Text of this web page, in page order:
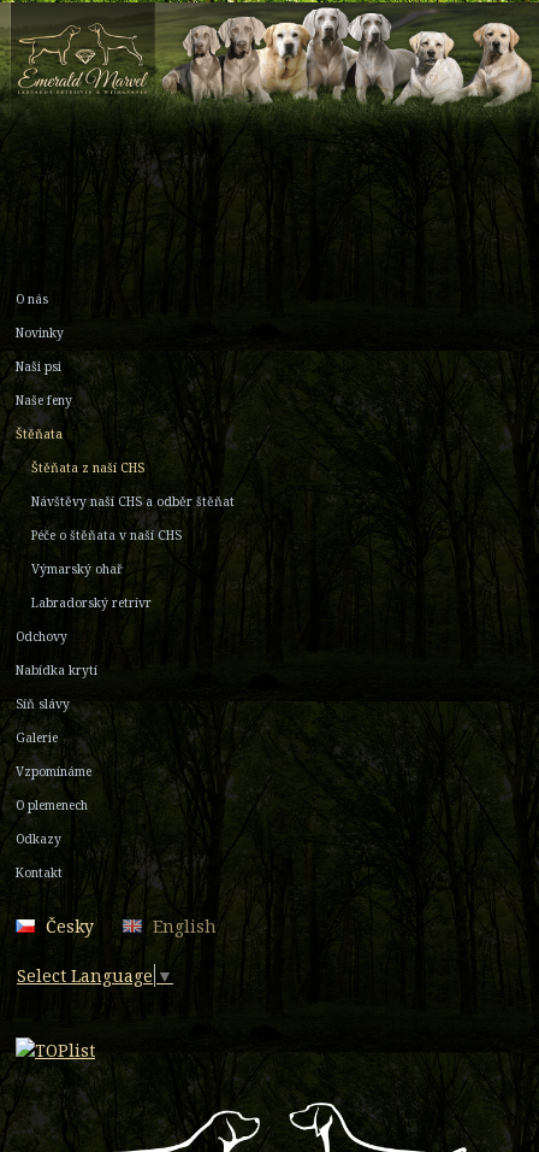
O nás
Novinky
Naši psi
Naše feny
Štěňata
Štěňata z naší CHS
Návštěvy naší CHS a odběr štěňat
Péče o štěňata v naší CHS
Výmarský ohař
Labradorský retrívr
Odchovy
Nabídka krytí
Síň slávy
Galerie
Vzpomínáme
O plemenech
Odkazy
Kontakt
Česky English
Select Language ▼